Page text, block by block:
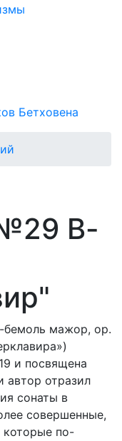
Бетховена
B-
бемоль мажор, op.
и посвящена
автор отразил
сонаты в
совершенные,
которые по-